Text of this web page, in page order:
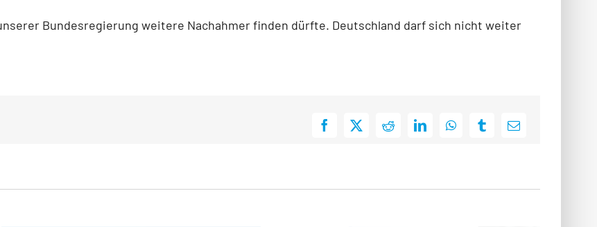
Bundesregierung weitere Nachahmer finden dürfte. Deutschland darf sich nicht weiter
Facebook
X RedditLinkedInWhatsAppTumblrE-